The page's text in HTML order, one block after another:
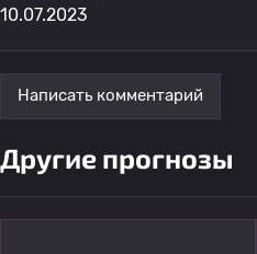
10.07.2023
Написать комментарий
Другие прогнозы